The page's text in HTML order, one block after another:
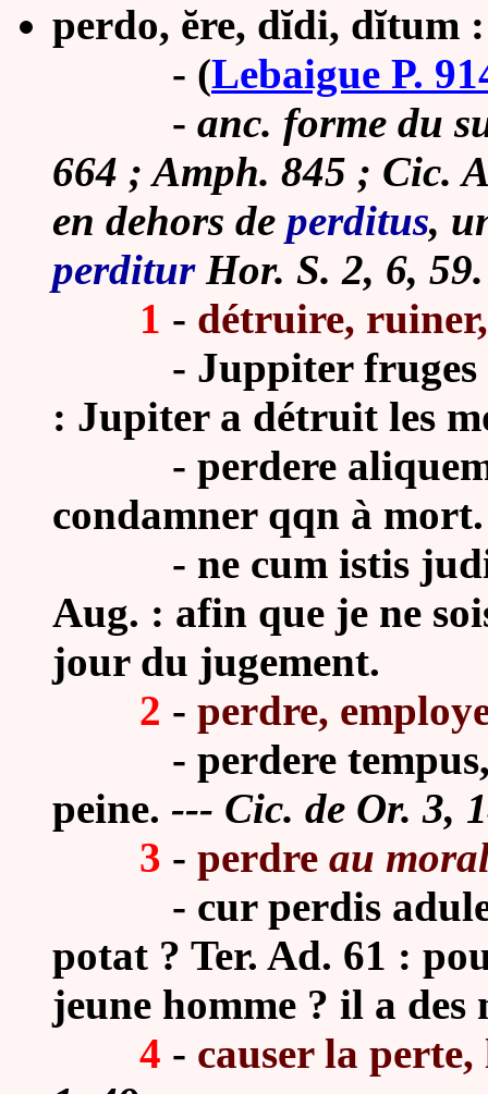
perdo, ĕre, dĭdi, dĭtum
- (Lebaigue P.
- anc. forme du
664 ; Amph. 845 ; Cic.
en dehors de perditus,
perditurHor. S. 2, 6, 59.
1 - détruire,
- Juppiter
: Jupiter a détruit les
- perdere aliquem
condamner qqn à mort.
- ne cum istis
Aug. : afin que je ne
jour du jugement.
2 - perdre,
- perdere
peine. --- Cic. de Or. 3,
3 - perdre au
- cur perdis
potat ? Ter. Ad. 61 :
jeune homme ? il a des
4 - causer la